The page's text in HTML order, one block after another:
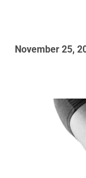
November 25,